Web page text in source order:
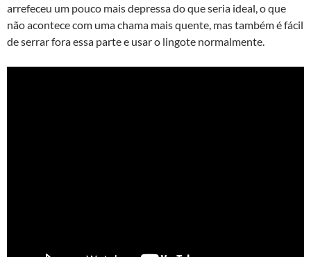
arrefeceu um pouco mais depressa do que seria ideal, o que
não acontece com uma chama mais quente, mas também é fácil
de serrar fora essa parte e usar o lingote normalmente.